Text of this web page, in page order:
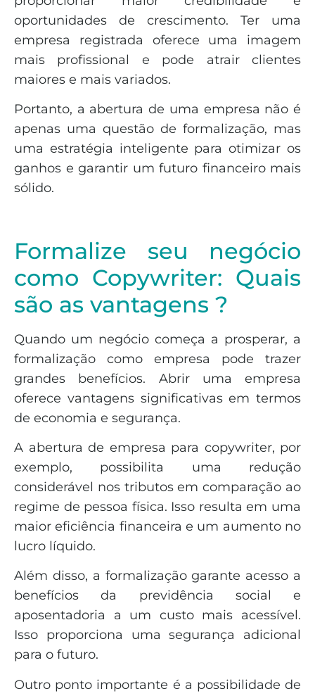
oportunidades de crescimento. Ter uma
empresa registrada oferece uma imagem
mais profissional e pode atrair clientes
maiores e mais variados.
Portanto, a abertura de uma empresa não é
apenas uma questão de formalização, mas
uma estratégia inteligente para otimizar os
ganhos e garantir um futuro financeiro mais
sólido.
Formalize seu negócio
como Copywriter: Quais
são as vantagens ?
Quando um negócio começa a prosperar, a
formalização como empresa pode trazer
grandes benefícios. Abrir uma empresa
oferece vantagens significativas em termos
de economia e segurança.
A abertura de empresa para copywriter, por
exemplo, possibilita uma redução
considerável nos tributos em comparação ao
regime de pessoa física. Isso resulta em uma
maior eficiência financeira e um aumento no
lucro líquido.
Além disso, a formalização garante acesso a
benefícios da previdência social e
aposentadoria a um custo mais acessível.
Isso proporciona uma segurança adicional
para o futuro.
Outro ponto importante é a possibilidade de